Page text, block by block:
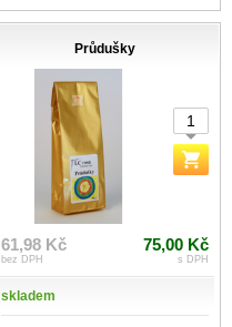
Průdušky
61,98 Kč
bez DPH
75,00 Kč
s DPH
skladem